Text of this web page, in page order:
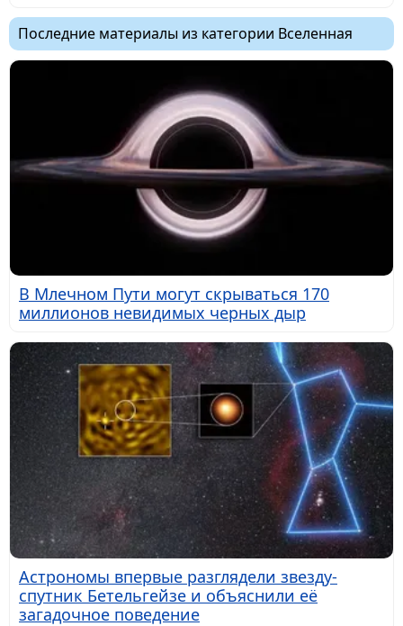
Последние материалы из категории Вселенная
В Млечном Пути могут скрываться 170
миллионов невидимых черных дыр
Астрономы впервые разглядели звезду-
спутник Бетельгейзе и объяснили её
загадочное поведение